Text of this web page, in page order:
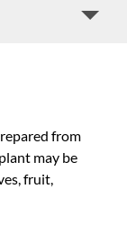
from
may be
fruit,